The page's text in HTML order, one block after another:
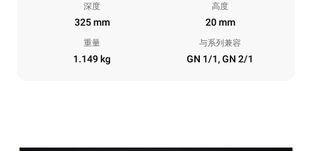
深度
325 mm
高度
20 mm
重量
1.149 kg
与系列兼容
GN 1/1, GN 2/1